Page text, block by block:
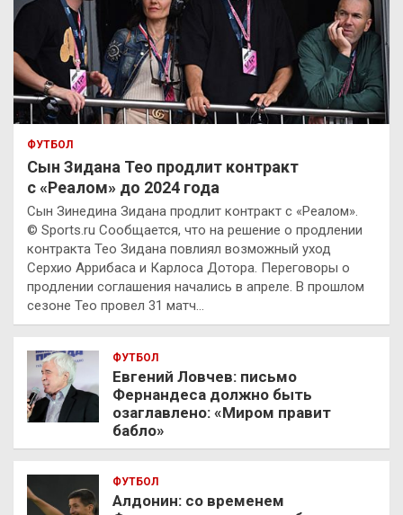
ФУТБОЛ
Сын Зидана Тео продлит контракт
с «Реалом» до 2024 года
Сын Зинедина Зидана продлит контракт с «Реалом».
© Sports.ru Сообщается, что на решение о продлении
контракта Тео Зидана повлиял возможный уход
Серхио Аррибаса и Карлоса Дотора. Переговоры о
продлении соглашения начались в апреле. В прошлом
сезоне Тео провел 31 матч…
ФУТБОЛ
Евгений Ловчев: письмо
Фернандеса должно быть
озаглавлено: «Миром правит
бабло»
ФУТБОЛ
Алдонин: со временем